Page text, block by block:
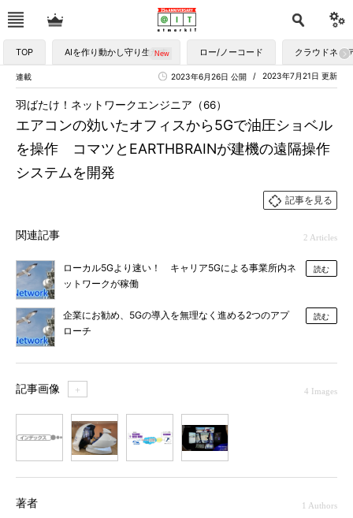
TOP AIを作り動かし守り生かす ロー/ノーコード クラウドネイ
連載 2023年7月21日 更新
2023年6月26日 公開
エアコンの効いたオフィスから5Gで油圧ショベル
を操作 コマツとEARTHBRAINが建機の遠隔操作
システムを開発
羽ばたけ！ネットワークエンジニア（66）
記事を見る
関連記事 2 Articles
ローカル5Gより速い！ キャリア5Gによる事業所内ネ
ットワークが稼働
読む
企業にお勧め、5Gの導入を無理なく進める2つのアプ
ローチ
読む
記事画像 ＋ 4 Images
著者 1 Authors